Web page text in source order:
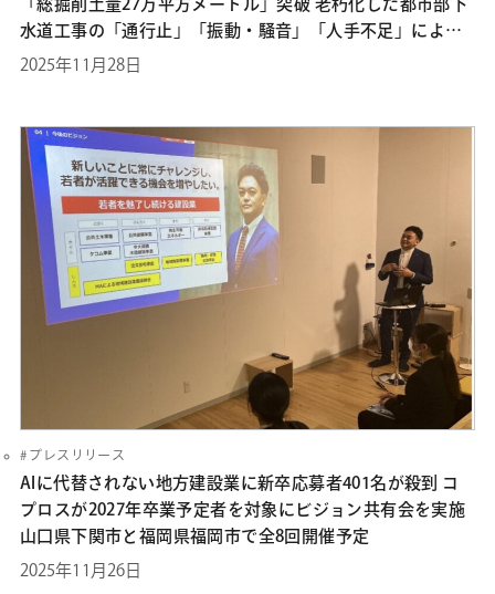
「総掘削⼟量27万平方メートル」突破 老朽化した都市部下
水道工事の「通行止」「振動・騒音」「人手不足」による
短納期化ニーズに対応し、市場シェア1位
2025年11月28日
プレスリリース
AIに代替されない地方建設業に新卒応募者401名が殺到 コ
プロスが2027年卒業予定者を対象にビジョン共有会を実施
山口県下関市と福岡県福岡市で全8回開催予定
2025年11月26日